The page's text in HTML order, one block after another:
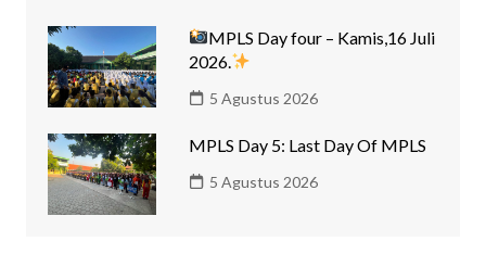
MPLS Day four – Kamis,16 Juli
2026.
5 Agustus 2026
MPLS Day 5: Last Day Of MPLS
5 Agustus 2026